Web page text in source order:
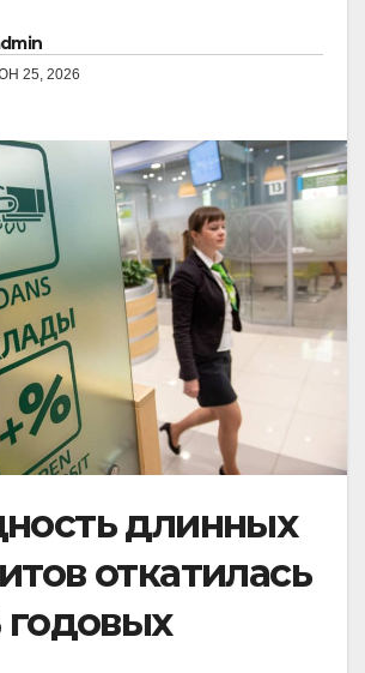
25, 2026
длинных
откатилась
годовых